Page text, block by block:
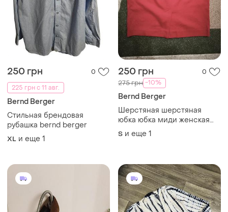
250 грн
0
225 грн с 11 авг.
Bernd Berger
Стильная брендовая
рубашка bernd berger
XL и еще 1
250 грн 0
275 грн -10%
Bernd Berger
Шерстяная шерстяная
юбка юбка миди женская
с,м размер 42,44 красная
мыда bernd berger
S и еще 1